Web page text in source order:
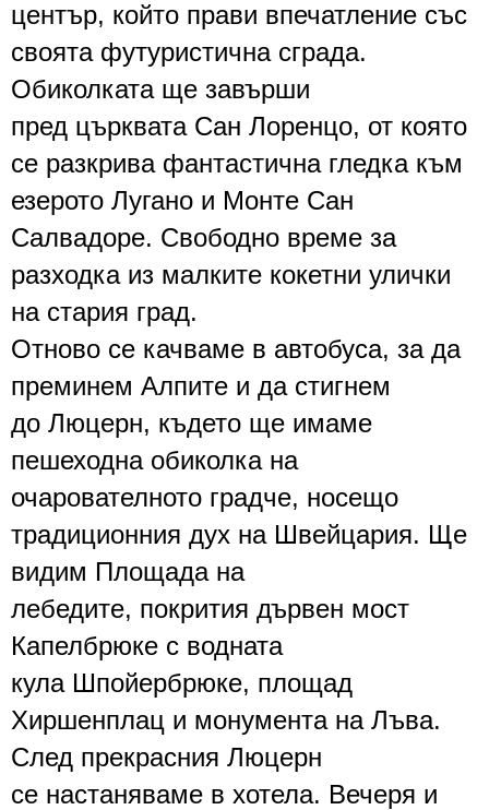
център, който прави впечатление със
своята футуристична сграда.
Обиколката ще завърши
пред църквата Сан Лоренцо, от която
се разкрива фантастична гледка към
езерото Лугано и Монте Сан
Салвадоре. Свободно време за
разходка из малките кокетни улички
на стария град.
Отново се качваме в автобуса, за да
преминем Алпите и да стигнем
до Люцерн, където ще имаме
пешеходна обиколка на
очарователното градче, носещо
традиционния дух на Швейцария. Ще
видим Площада на
лебедите, покрития дървен мост
Капелбрюке с водната
кула Шпойербрюке, площад
Хиршенплац и монумента на Лъва.
След прекрасния Люцерн
се настаняваме в хотела. Вечеря и